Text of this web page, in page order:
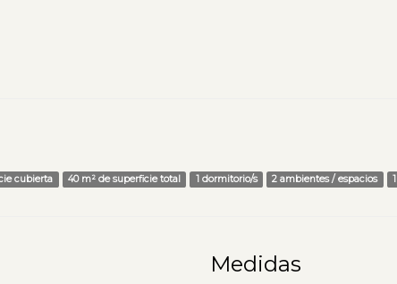
cubierta 40 m² de superficie total 1 dormitorio/s 2 ambientes / espacios
Medidas